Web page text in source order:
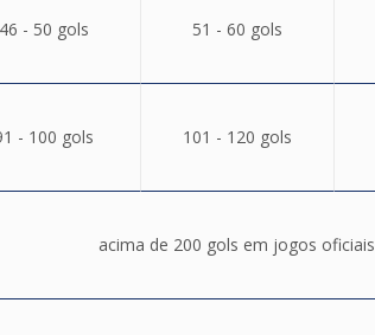
46 - 50 gols 51 - 60 gols
- 100 gols 101 - 120 gols
acima de 200 gols em jogos oficiais